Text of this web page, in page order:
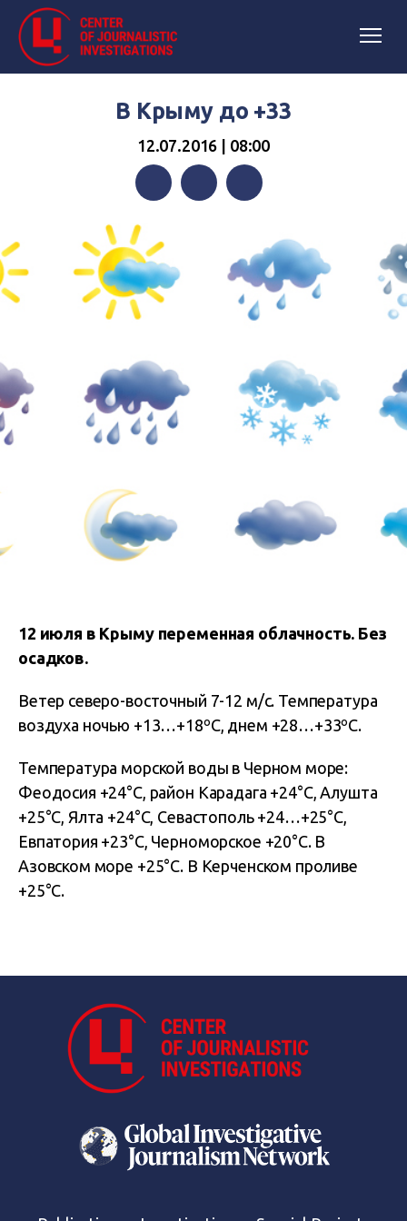
В Крыму до +33
12.07.2016 | 08:00
12 июля в Крыму переменная облачность. Без
осадков.
Ветер северо-восточный 7-12 м/с. Температура
воздуха ночью +13…+18ºС, днем +28…+33ºС.
Температура морской воды в Черном море:
Феодосия +24°С, район Карадага +24°С, Алушта
+25°С, Ялта +24°С, Севастополь +24…+25°С,
Евпатория +23°С, Черноморское +20°С. В
Азовском море +25°С. В Керченском проливе
+25°С.